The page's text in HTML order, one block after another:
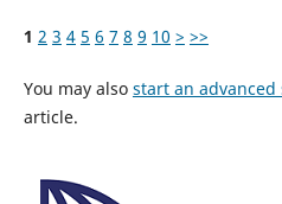
1 2 3 4 5 6 7 8 9 10 > >>
You may also start an
article.